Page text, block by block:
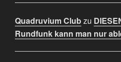
Quadruvium Clubzu
Rundfunk kann man nur